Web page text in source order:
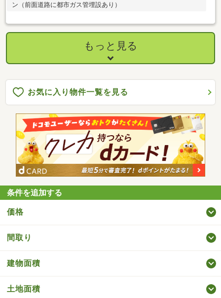
ン（前面道路に都市ガス管埋設あり）
もっと見る
お気に入り物件一覧を見る
条件を追加する
価格
間取り
建物面積
土地面積